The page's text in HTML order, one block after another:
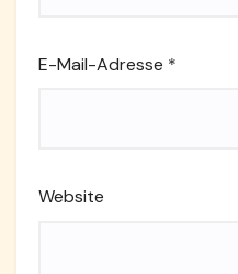
E-Mail-Adresse *
Website